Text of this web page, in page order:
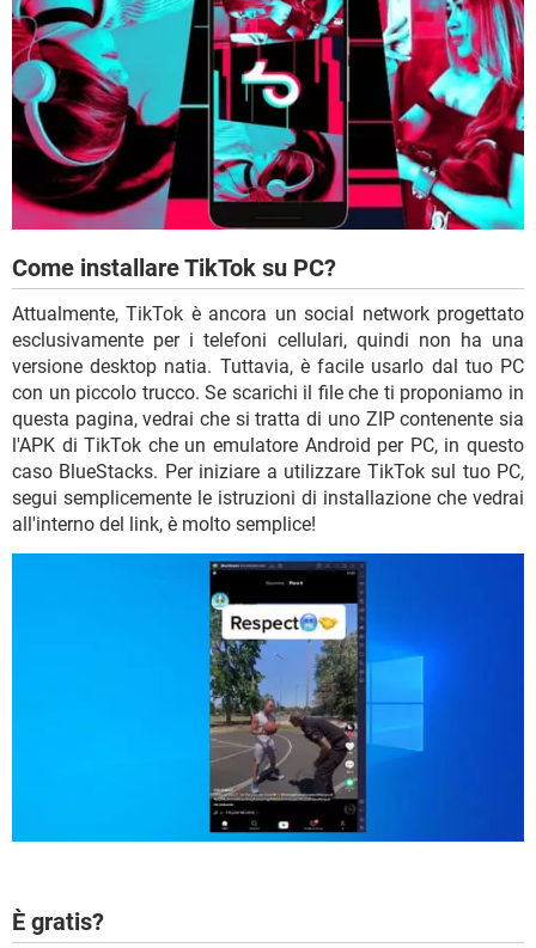
Come installare TikTok su PC?
Attualmente, TikTok è ancora un social network progettato
esclusivamente per i telefoni cellulari, quindi non ha una
versione desktop natia. Tuttavia, è facile usarlo dal tuo PC
con un piccolo trucco. Se scarichi il file che ti proponiamo in
questa pagina, vedrai che si tratta di uno ZIP contenente sia
l'APK di TikTok che un emulatore Android per PC, in questo
caso BlueStacks. Per iniziare a utilizzare TikTok sul tuo PC,
segui semplicemente le istruzioni di installazione che vedrai
all'interno del link, è molto semplice!
È gratis?